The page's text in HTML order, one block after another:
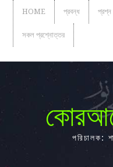
HOME প্রবন্ধ
সকল প্রশ্নোত্তর
পরিচালক: